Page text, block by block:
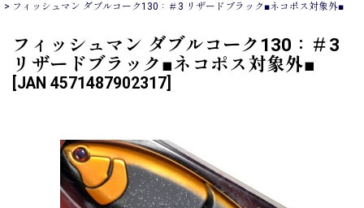
> フィッシュマン ダブルコーク130：＃3 リザードブラック■ネコポス対象外■
フィッシュマン ダブルコーク130：＃3
リザードブラック■ネコポス対象外■
JAN 4571487902317